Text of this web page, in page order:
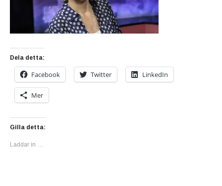
Dela detta:
Facebook Twitter LinkedIn
Mer
Gilla detta:
Laddar in …